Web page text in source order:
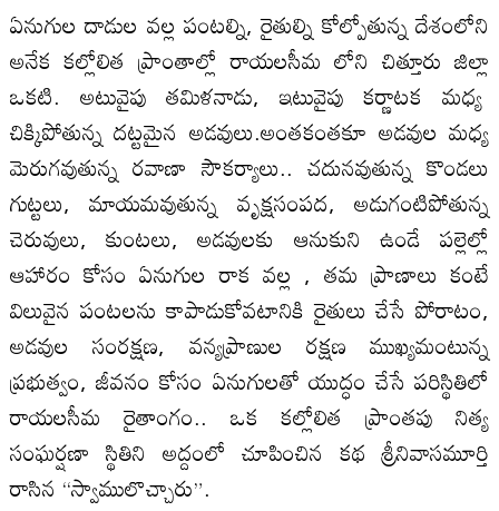
ఏనుగుల దాడుల వల్ల పంటల్ని, రైతుల్ని కోల్పోతున్న దేశంలోని
అనేక కల్లోలిత ప్రాంతాల్లో రాయలసీమ లోని చిత్తూరు జిల్లా
ఒకటి. అటువైపు తమిళనాడు, ఇటువైపు కర్ణాటక మధ్య
చిక్కిపోతున్న దట్టమైన అడవులు.అంతకంతకూ అడవుల మధ్య
మెరుగవుతున్న రవాణా సౌకర్యాలు.. చదునవుతున్న కొండలు
గుట్టలు, మాయమవుతున్న వృక్షసంపద, అడుగంటిపోతున్న
చెరువులు, కుంటలు, అడవులకు ఆనుకుని ఉండే పల్లెల్లో
ఆహారం కోసం ఏనుగుల రాక వల్ల , తమ ప్రాణాలు కంటే
విలువైన పంటలను కాపాడుకోవటానికి రైతులు చేసే పోరాటం,
అడవుల సంరక్షణ, వన్యప్రాణుల రక్షణ ముఖ్యమంటున్న
ప్రభుత్వం, జీవనం కోసం ఏనుగులతో యుద్ధం చేసే పరిస్థితిలో
రాయలసీమ రైతాంగం.. ఒక కల్లోలిత ప్రాంతపు నిత్య
సంఘర్షణా స్థితిని అద్దంలో చూపించిన కథ శ్రీనివాసమూర్తి
రాసిన “స్వాములొచ్చారు”.